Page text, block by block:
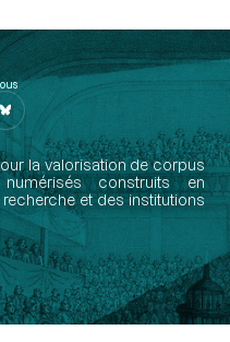
la valorisation de corpus
construits en
et des institutions